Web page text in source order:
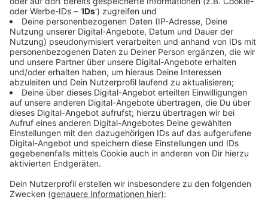
Damit liegt die Stadt über dem Landesdurchschnitt.
Der Single-Haushalt bleibt damit auch in Krefeld eine
besonders häufige Wohnform. Die Zahlen zeigen, dass
Alleinleben in der Stadt eine große Rolle spielt.
Anzeige
Kreis Viersen liegt deutlich niedriger
Anzeige
Im Kreis Viersen leben im Vergleich dazu weniger
Menschen allein. Dort liegt der Anteil der Single-